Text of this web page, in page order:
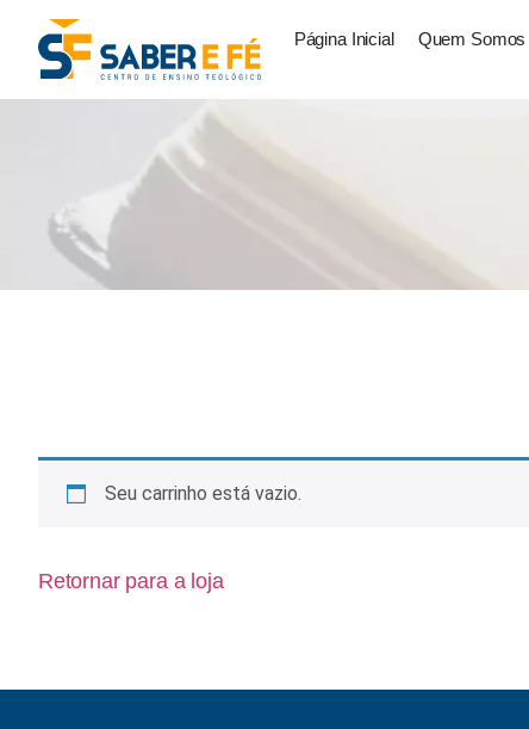
Página Inicial Quem Somos
Seu carrinho está vazio.
Retornar para a loja